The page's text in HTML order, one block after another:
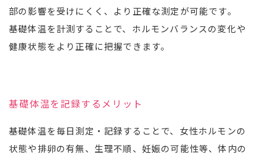
部の影響を受けにくく、より正確な測定が可能です。
基礎体温を計測することで、ホルモンバランスの変化や
健康状態をより正確に把握できます。
基礎体温を記録するメリット
基礎体温を毎日測定・記録することで、女性ホルモンの
状態や排卵の有無、生理不順、妊娠の可能性等、体内の